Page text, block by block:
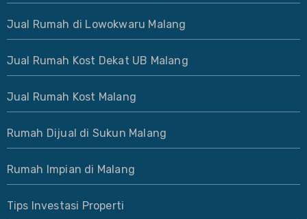
Jual Rumah di Lowokwaru Malang
Jual Rumah Kost Dekat UB Malang
Jual Rumah Kost Malang
Rumah Dijual di Sukun Malang
Rumah Impian di Malang
Tips Investasi Properti